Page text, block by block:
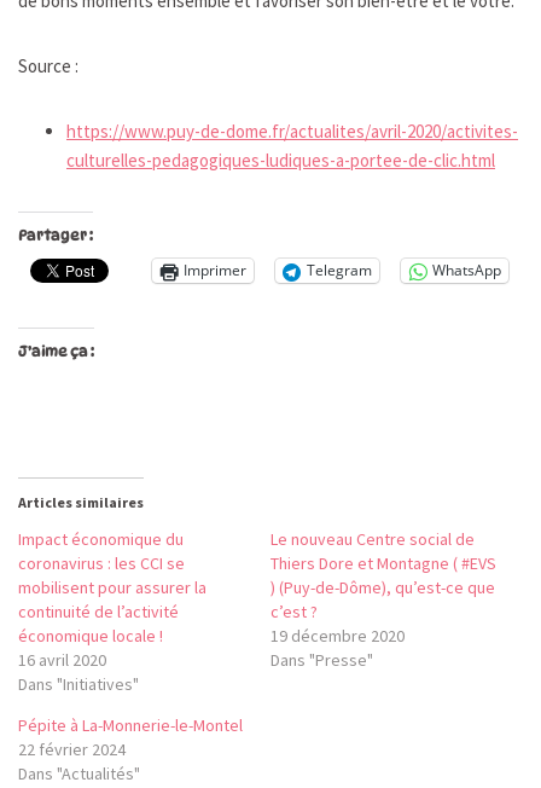
Source :
https://www.puy-de-dome.fr/actualites/avril-2020/activites-
culturelles-pedagogiques-ludiques-a-portee-de-clic.html
Partager :
Imprimer Telegram WhatsApp
J’aime ça :
Articles similaires
Impact économique du
coronavirus : les CCI se
mobilisent pour assurer la
continuité de l’activité
économique locale !
16 avril 2020
Dans "Initiatives"
Le nouveau Centre social de
Thiers Dore et Montagne ( #EVS
) (Puy-de-Dôme), qu’est-ce que
c’est ?
19 décembre 2020
Dans "Presse"
Pépite à La-Monnerie-le-Montel
22 février 2024
Dans "Actualités"